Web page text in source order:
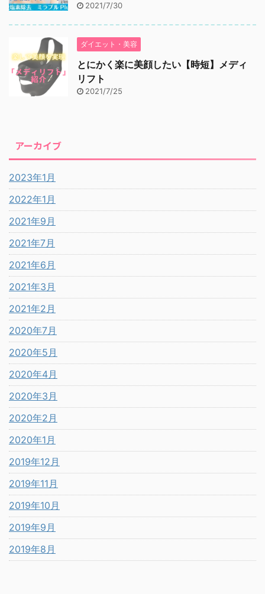
2021/7/30
ダイエット・美容
とにかく楽に美顔したい【時短】メディ
リフト
2021/7/25
アーカイブ
2023年1月
2022年1月
2021年9月
2021年7月
2021年6月
2021年3月
2021年2月
2020年7月
2020年5月
2020年4月
2020年3月
2020年2月
2020年1月
2019年12月
2019年11月
2019年10月
2019年9月
2019年8月